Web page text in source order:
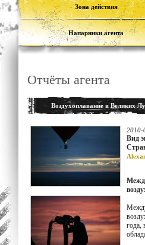
Зона действия
Напарники агента
Отчёты агента
Воздухоплавание в Великих
2010-
Вид
года,